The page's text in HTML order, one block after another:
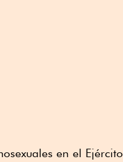
en el Ejército